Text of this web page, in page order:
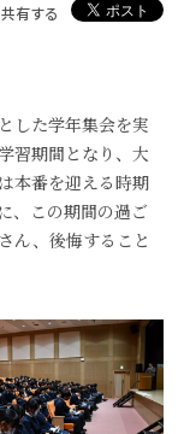
有する
した学年集会を実
習期間となり、大
本番を迎える時期
、この期間の過ご
ん、後悔すること